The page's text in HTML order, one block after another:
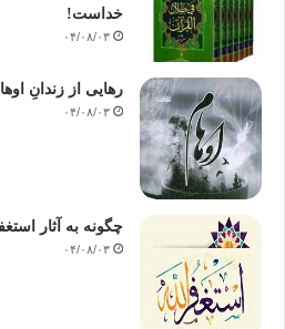
خداست‌!
۰۴/۰۸/۰۳
رهایی از زندانِ
۰۴/۰۸/۰۳
چگونه به آثار
۰۴/۰۸/۰۳